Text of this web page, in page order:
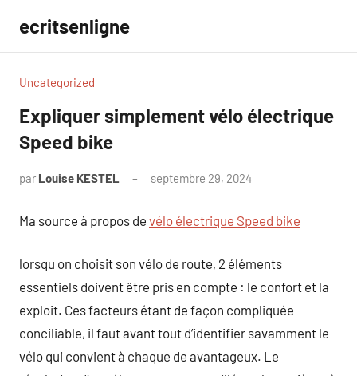
contenu
ecritsenligne
Uncategorized
Expliquer simplement vélo électrique
Speed bike
par Louise KESTEL septembre 29, 2024
Ma source à propos de vélo électrique Speed bike
lorsqu on choisit son vélo de route, 2 éléments
essentiels doivent être pris en compte : le confort et la
exploit. Ces facteurs étant de façon compliquée
conciliable, il faut avant tout d’identifier savamment le
vélo qui convient à chaque de avantageux. Le